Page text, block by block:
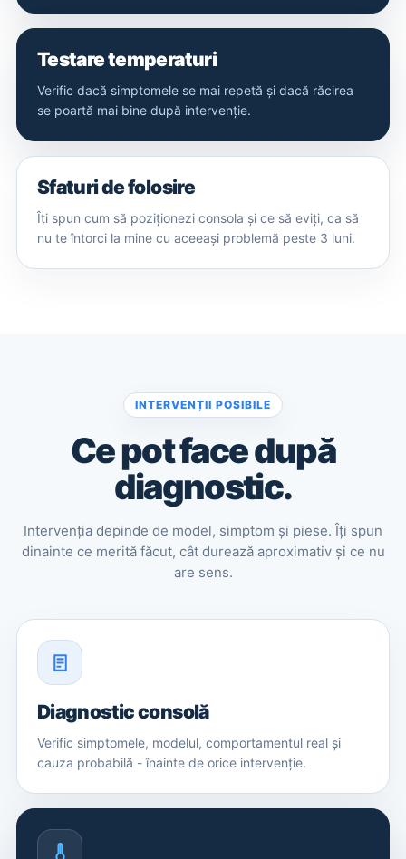
Testare temperaturi
Verific dacă simptomele se mai repetă și dacă răcirea
se poartă mai bine după intervenție.
Sfaturi de folosire
Îți spun cum să poziționezi consola și ce să eviți, ca să
nu te întorci la mine cu aceeași problemă peste 3 luni.
INTERVENȚII POSIBILE
Ce pot face după
diagnostic.
Intervenția depinde de model, simptom și piese. Îți spun
dinainte ce merită făcut, cât durează aproximativ și ce nu
are sens.
Diagnostic consolă
Verific simptomele, modelul, comportamentul real și
cauza probabilă - înainte de orice intervenție.